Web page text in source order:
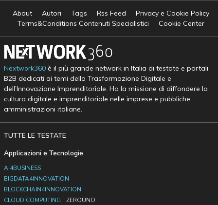
About Autori Tags Rss Feed
Privacy e Cookie Policy
Terms&Conditions Contenuti Specialistici
Cookie Center
Nextwork360è il più grande network in Italia di testate e portali
B2B dedicati ai temi della Trasformazione Digitale e
dell’Innovazione Imprenditoriale. Ha la missione di diffondere la
cultura digitale e imprenditoriale nelle imprese e pubbliche
amministrazioni italiane.
TUTTE LE TESTATE
Applicazioni e Tecnologie
AI4BUSINESS
BIGDATA4INNOVATION
BLOCKCHAIN4INNOVATION
CLOUD COMPUTING
ZEROUNO